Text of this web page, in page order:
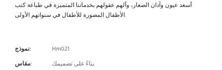
أسعد عيون وآذان الصغار، وألهم عقولهم بخدماتنا المتميزة في طباعة كتب
الأطفال المصورة للأطفال في سنواتهم الأولى.
نموذج:
Hm021
مقاس:
بناءً على تصميمك